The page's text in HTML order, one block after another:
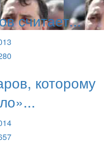
считает...
которому